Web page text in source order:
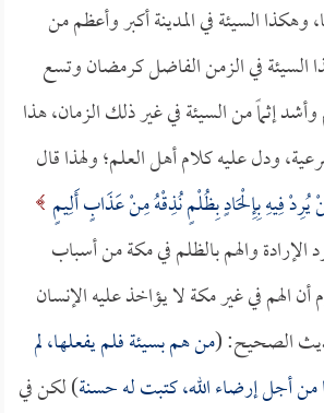
وهكذا السيئة في المدينة أكبر وأعظم من
السيئة في الزمن الفاضل كرمضان وتسع
إثماً من السيئة في غير ذلك الزمان، هذا
ودل عليه كلام أهل العلم؛ ولهذا قال
فِيهِ بِإِلْحَادٍ بِظُلْمٍ نُذِقْهُ مِنْ عَذَابٍ أَلِيمٍ
مجرد الإرادة والهم بالظلم في مكة من أسباب
الهم في غير مكة لا يؤاخذ عليه الإنسان
الصحيح: (من هم بسيئة فلم يفعلها، لم
من أجل إرضاء الله، كتبت له حسنة) لكن في